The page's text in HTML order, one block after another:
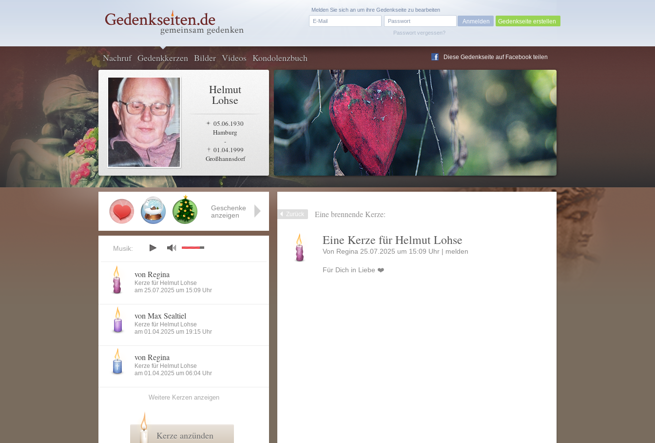
Passwort vergessen?
Melden Sie sich an um ihre Gedenkseite zu bearbeiten
Gedenkseite erstellen
Nachruf Gedenkkerzen Bilder Videos Kondolenzbuch Diese Gedenkseite auf Facebook teilen
Helmut
Lohse
05.06.1930
Hamburg
-
01.04.1999
Großhannsdorf
Zurück Eine brennende Kerze:
Eine Kerze für Helmut Lohse
Von Regina 25.07.2025 um 15:09 Uhr | melden
Für Dich in Liebe ❤️
Geschenke
anzeigen
Musik:
von Regina
Kerze für Helmut Lohse
am 25.07.2025 um 15:09 Uhr
von Max Sealtiel
Kerze für Helmut Lohse
am 01.04.2025 um 19:15 Uhr
von Regina
Kerze für Helmut Lohse
am 01.04.2025 um 06:04 Uhr
Weitere Kerzen anzeigen
Kerze anzünden